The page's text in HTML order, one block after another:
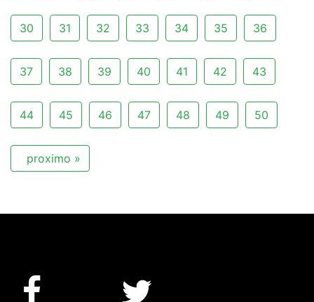
30 31 32 33 34 35 36
37 38 39 40 41 42 43
44 45 46 47 48 49 50
proximo »